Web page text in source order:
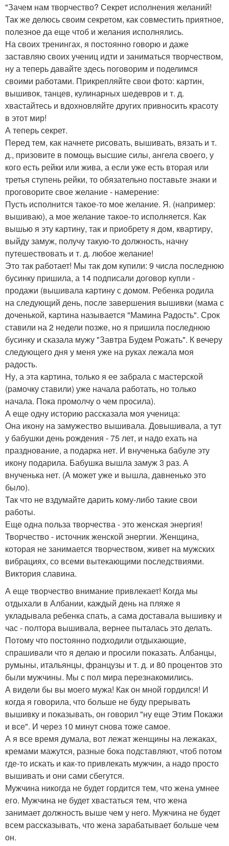
"Зачем нам творчество? Секрет исполнения желаний!
Так же делюсь своим секретом, как совместить приятное,
полезное да еще чтоб и желания исполнялись.
На своих тренингах, я постоянно говорю и даже
заставляю своих учениц идти и заниматься творчеством,
ну а теперь давайте здесь поговорим и поделимся
своими работами. Прикрепляйте свои фото: картин,
вышивок, танцев, кулинарных шедевров и т. д.
хвастайтесь и вдохновляйте других привносить красоту
в этот мир!
А теперь секрет.
Перед тем, как начнете рисовать, вышивать, вязать и т.
д., призовите в помощь высшие силы, ангела своего, у
кого есть рейки или жива, а если уже есть вторая или
третья ступень рейки, то обязательно поставьте знаки и
проговорите свое желание - намерение:
Пусть исполнится такое-то мое желание. Я. (например:
вышиваю), а мое желание такое-то исполняется. Как
вышью я эту картину, так и приобрету я дом, квартиру,
выйду замуж, получу такую-то должность, начну
путешествовать и т. д. любое желание!
Это так работает! Мы так дом купили: 9 числа последнюю
бусинку пришила, а 14 подписали договор купли -
продажи (вышивала картину с домом. Ребенка родила
на следующий день, после завершения вышивки (мама с
доченькой, картина называется "Мамина Радость". Срок
ставили на 2 недели позже, но я пришила последнюю
бусинку и сказала мужу "Завтра Будем Рожать". К вечеру
следующего дня у меня уже на руках лежала моя
радость.
Ну, а эта картина, только я ее забрала с мастерской
(рамочку ставили) уже начала работать, но только
начала. Пока промолчу о чем просила).
А еще одну историю рассказала моя ученица:
Она икону на замужество вышивала. Довышивала, а тут
у бабушки день рождения - 75 лет, и надо ехать на
празднование, а подарка нет. И внученька бабуле эту
икону подарила. Бабушка вышла замуж 3 раз. А
внученька нет. (А может уже и вышла, давненько это
было).
Так что не вздумайте дарить кому-либо такие свои
работы.
Еще одна польза творчества - это женская энергия!
Творчество - источник женской энергии. Женщина,
которая не занимается творчеством, живет на мужских
вибрациях, со всеми вытекающими последствиями.
Виктория славина.
А еще творчество внимание привлекает! Когда мы
отдыхали в Албании, каждый день на пляже я
укладывала ребенка спать, а сама доставала вышивку и
час - полтора вышивала, вернее пыталась это делать.
Потому что постоянно подходили отдыхающие,
спрашивали что я делаю и просили показать. Албанцы,
румыны, итальянцы, французы и т. д. и 80 процентов это
были мужчины. Мы с пол мира перезнакомились.
А видели бы вы моего мужа! Как он мной гордился! И
когда я говорила, что больше не буду прерывать
вышивку и показывать, он говорил "ну еще Этим Покажи
и все". И через 10 минут снова тоже самое.
А я все время думала, вот лежат женщины на лежаках,
кремами мажутся, разные бока подставляют, чтоб потом
где-то искать и как-то привлекать мужчин, а надо просто
вышивать и они сами сбегутся.
Мужчина никогда не будет гордится тем, что жена умнее
его. Мужчина не будет хвастаться тем, что жена
занимает должность выше чем у него. Мужчина не будет
всем рассказывать, что жена зарабатывает больше чем
он.